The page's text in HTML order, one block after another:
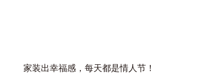
家装出幸福感，每天都是情人节！